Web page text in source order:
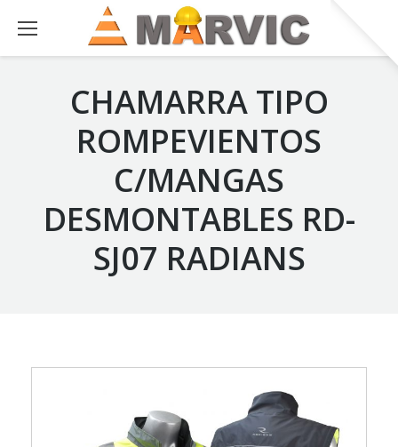
CHAMARRA TIPO
ROMPEVIENTOS
C/MANGAS
DESMONTABLES RD-
SJ07 RADIANS